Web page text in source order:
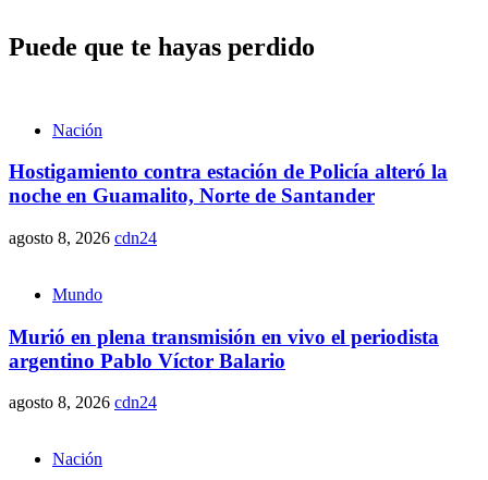
Puede que te hayas perdido
Nación
Hostigamiento contra estación de Policía alteró la
noche en Guamalito, Norte de Santander
agosto 8, 2026 cdn24
Mundo
Murió en plena transmisión en vivo el periodista
argentino Pablo Víctor Balario
agosto 8, 2026 cdn24
Nación